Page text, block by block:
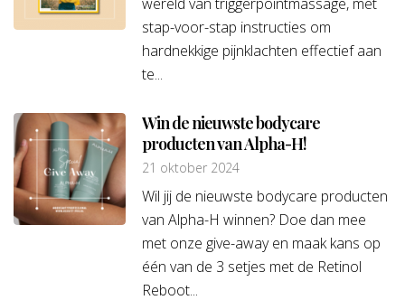
wereld van triggerpointmassage, met
stap-voor-stap instructies om
hardnekkige pijnklachten effectief aan
te...
Win de nieuwste bodycare
producten van Alpha-H!
21 oktober 2024
Wil jij de nieuwste bodycare producten
van Alpha-H winnen? Doe dan mee
met onze give-away en maak kans op
één van de 3 setjes met de Retinol
Reboot...